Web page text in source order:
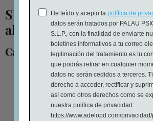
Similitudes y diferencias
altas capacidades
Características compartidas:
Dificultad para mantener la
tareas que no les interesan.
Impulsividad.
Inquietud y actividad elevada.